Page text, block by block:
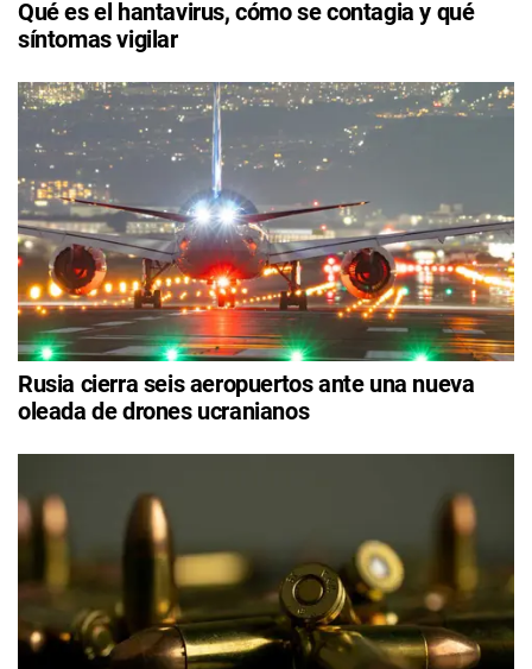
Qué es el hantavirus, cómo se contagia y qué
síntomas vigilar
Rusia cierra seis aeropuertos ante una nueva
oleada de drones ucranianos